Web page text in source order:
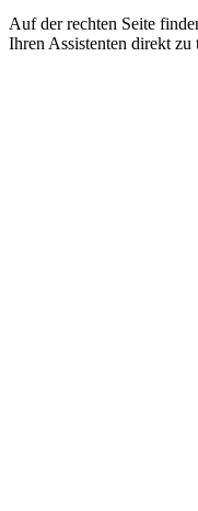
Auf der rechten Seite
Ihren Assistenten direkt zu